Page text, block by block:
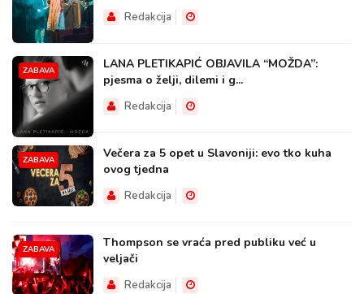
Redakcija
ZABAVA
LANA PLETIKAPIĆ OBJAVILA “MOŽDA”:
pjesma o želji, dilemi i g...
Redakcija
ZABAVA
Večera za 5 opet u Slavoniji: evo tko kuha
ovog tjedna
Redakcija
ZABAVA
Thompson se vraća pred publiku već u
veljači
Redakcija